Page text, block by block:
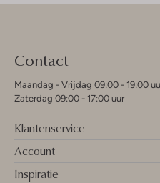
Contact
Maandag - Vrijdag 09:00 - 19:00
Zaterdag 09:00 - 17:00 uur
Klantenservice
Account
Inspiratie